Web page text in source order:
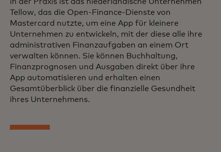
Tellow, das die Open-Finance-Dienste von
Mastercard nutzte, um eine App für kleinere
Unternehmen zu entwickeln, mit der diese alle ihre
administrativen Finanzaufgaben an einem Ort
verwalten können. Sie können Buchhaltung,
Finanzprognosen und Ausgaben direkt über ihre
App automatisieren und erhalten einen
Gesamtüberblick über die finanzielle Gesundheit
ihres Unternehmens.